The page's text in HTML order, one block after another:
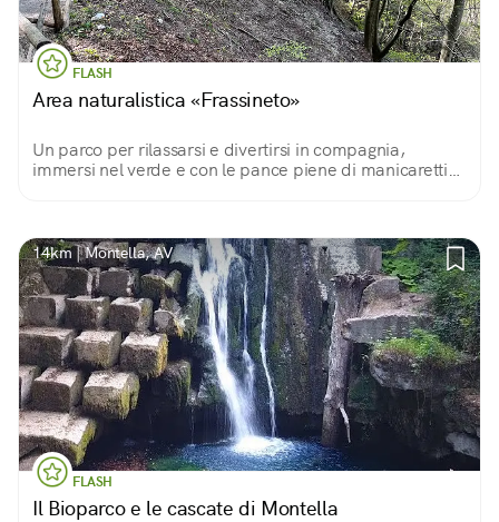
FLASH
Area naturalistica «Frassineto»
Un parco per rilassarsi e divertirsi in compagnia,
immersi nel verde e con le pance piene di manicaretti
14km | Montella, AV
FLASH
Il Bioparco e le cascate di Montella